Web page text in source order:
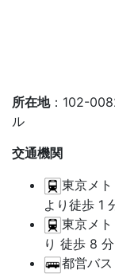
所在地：102-
ル
交通機関
東京メ
より徒歩 1
東京メ
り 徒歩 8 分
都営バ